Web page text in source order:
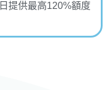
提供最高120%額度